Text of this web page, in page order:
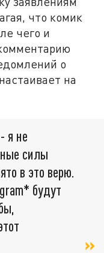
что комик
чего и
о
на
я не
силы
в это верю.
будут